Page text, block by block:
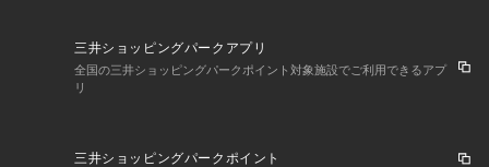
三井ショッピングパークアプリ
全国の三井ショッピングパークポイント対象施設でご利用できるアプ
リ
三井ショッピングパークポイント